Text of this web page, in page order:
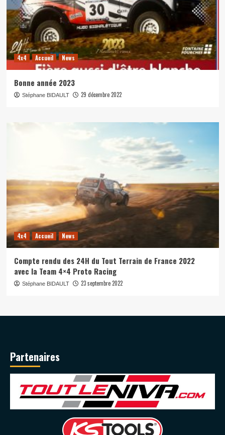
4x4 Accueil News
Bonne année 2023
Stéphane BIDAULT 29 décembre 2022
4x4 Accueil News
Compte rendu des 24H du Tout Terrain de France 2022
avec la Team 4×4 Proto Racing
Stéphane BIDAULT 23 septembre 2022
Partenaires